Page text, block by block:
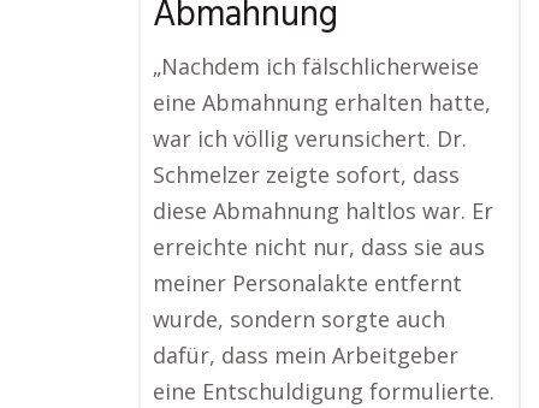
Abmahnung
„Nachdem ich fälschlicherweise
eine Abmahnung erhalten hatte,
war ich völlig verunsichert. Dr.
Schmelzer zeigte sofort, dass
diese Abmahnung haltlos war. Er
erreichte nicht nur, dass sie aus
meiner Personalakte entfernt
wurde, sondern sorgte auch
dafür, dass mein Arbeitgeber
eine Entschuldigung formulierte.